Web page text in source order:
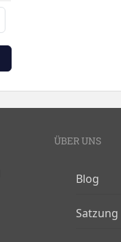
ÜBER UNS
Blog
Satzung